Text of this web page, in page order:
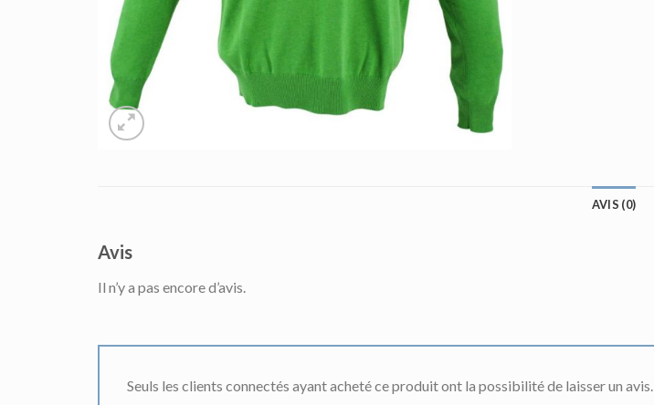
AVIS (0)
Avis
Il n’y a pas encore d’avis.
Seuls les clients connectés ayant acheté ce produit ont la possibilité de laisser un avis.